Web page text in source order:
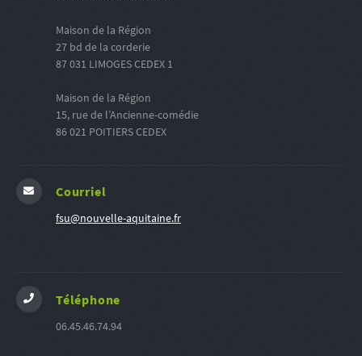
Maison de la Région
27 bd de la corderie
87 031 LIMOGES CEDEX 1
Maison de la Région
15, rue de l’Ancienne-comédie
86 021 POITIERS CEDEX
Courriel
fsu@nouvelle-aquitaine.fr
Téléphone
06.45.46.74.94